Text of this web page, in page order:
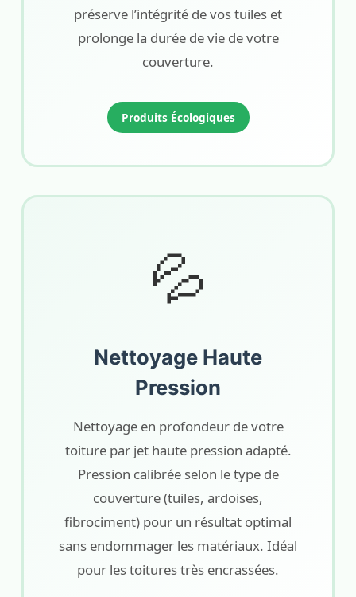
préserve l’intégrité de vos tuiles et
prolonge la durée de vie de votre
couverture.
Produits Écologiques
💦
Nettoyage Haute
Pression
Nettoyage en profondeur de votre
toiture par jet haute pression adapté.
Pression calibrée selon le type de
couverture (tuiles, ardoises,
fibrociment) pour un résultat optimal
sans endommager les matériaux. Idéal
pour les toitures très encrassées.